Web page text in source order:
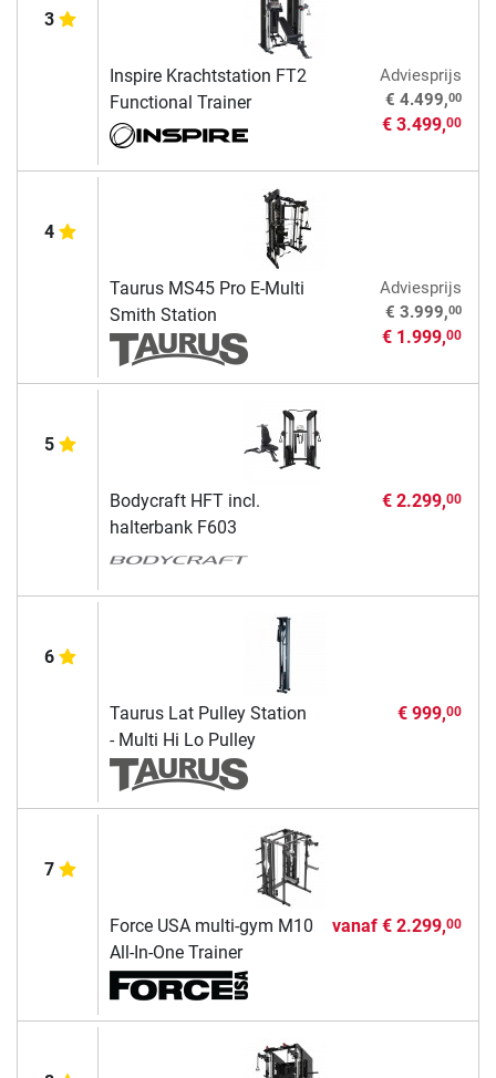
3
Inspire Krachtstation FT2
Functional Trainer
Adviesprijs
€ 4.499,00
€ 3.499,00
4
Taurus MS45 Pro E-Multi
Smith Station
Adviesprijs
€ 3.999,00
€ 1.999,00
5
Bodycraft HFT incl.
halterbank F603
€ 2.299,00
6
Taurus Lat Pulley Station
- Multi Hi Lo Pulley
€ 999,00
7
Force USA multi-gym M10
All-In-One Trainer
vanaf € 2.299,00